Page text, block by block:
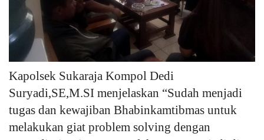
Kapolsek Sukaraja Kompol Dedi
Suryadi,SE,M.SI menjelaskan “Sudah menjadi
tugas dan kewajiban Bhabinkamtibmas untuk
melakukan giat problem solving dengan